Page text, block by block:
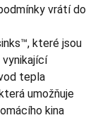
vrátí do
které jsou
tepla
umožňuje
kina